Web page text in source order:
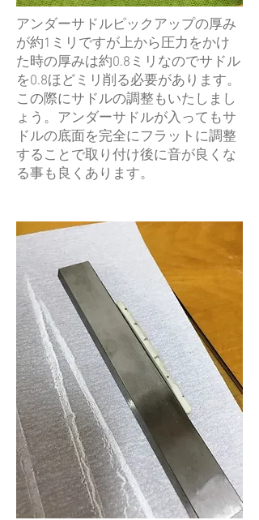
アンダーサドルピックアップの厚み
が約1ミリですが上から圧力をかけ
た時の厚みは約0.8ミリなのでサドル
を0.8ほどミリ削る必要があります。
この際にサドルの調整もいたしまし
ょう。アンダーサドルが入ってもサ
ドルの底面を完全にフラットに調整
することで取り付け後に音が良くな
る事も良くあります。